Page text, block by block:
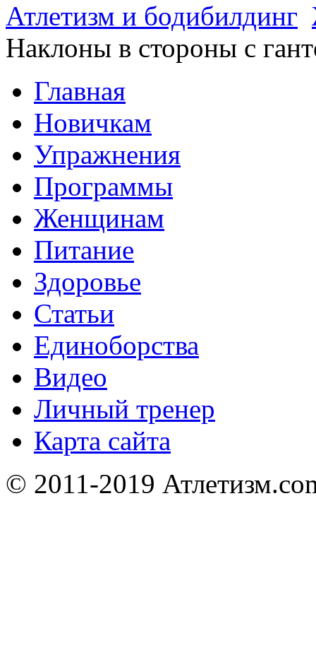
Атлетизм и бодибилдинг
Наклоны в стороны с
Главная
Новичкам
Упражнения
Программы
Женщинам
Питание
Здоровье
Статьи
Единоборства
Видео
Личный тренер
Карта сайта
© 2011-2019